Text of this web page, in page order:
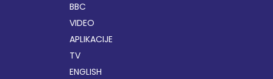
BBC
VIDEO
APLIKACIJE
TV
ENGLISH